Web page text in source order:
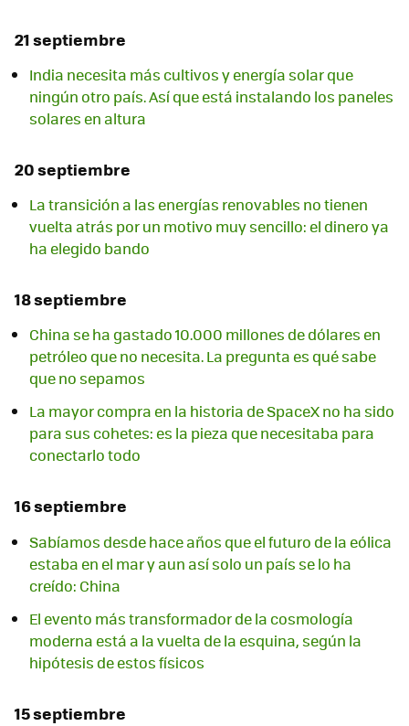
21 septiembre
India necesita más cultivos y energía solar que
ningún otro país. Así que está instalando los paneles
solares en altura
20 septiembre
La transición a las energías renovables no tienen
vuelta atrás por un motivo muy sencillo: el dinero ya
ha elegido bando
18 septiembre
China se ha gastado 10.000 millones de dólares en
petróleo que no necesita. La pregunta es qué sabe
que no sepamos
La mayor compra en la historia de SpaceX no ha sido
para sus cohetes: es la pieza que necesitaba para
conectarlo todo
16 septiembre
Sabíamos desde hace años que el futuro de la eólica
estaba en el mar y aun así solo un país se lo ha
creído: China
El evento más transformador de la cosmología
moderna está a la vuelta de la esquina, según la
hipótesis de estos físicos
15 septiembre